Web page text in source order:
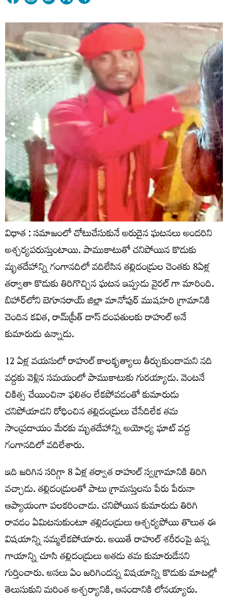
విధాత : సమాజంలో చోటుచేసుకునే అరుదైన ఘటనలు అందరిని
అశ్చర్యపరుస్తుంటాయి. పాముకాటుతో చనిపోయిన కొడుకు
మృతదేహాన్ని గంగానదిలో వదిలేసిన తల్లిదండ్రుల చెంతకు 8ఏళ్ల
తర్వాతా కొడుకు తిరిగొచ్చిన ఘటన ఇప్పుడు వైరల్ గా మారింది.
బిహార్‌లోని బెగూసరాయ్‌ జిల్లా మానోపుర్‌ ముషహరి గ్రామానికి
చెందిన కవిత, రామ్‌ప్రీత్‌ దాస్‌ దంపతులకు రాహుల్ అనే
కుమారుడు ఉన్నాడు.
12 ఏళ్ల వయసులో రాహుల్ కాలకృత్యాలు తీర్చుకుందామని నది
వద్దకు వెళ్లిన సమయంలో పాముకాటుకు గురయ్యాడు. వెంటనే
చికిత్స చేయించినా ఫలితం లేకపోవడంతో కుమారుడు
చనిపోయాడని రోధించిన తల్లిదండ్రులు చేసేదిలేక తమ
సాంప్రదాయం మేరకు మృతదేహాన్ని అయోధ్య ఘాట్‌ వద్ద
గంగానదిలో వదిలేశారు.
ఇది జరిగిన సరిగ్గా 8 ఏళ్ల తర్వాత రాహుల్‌ స్వగ్రామానికి తిరిగి
వచ్చాడు. తల్లిదండ్రులతో పాటు గ్రామస్తులను పేరు పేరునా
ఆప్యాయంగా పలకరించాడు. చనిపోయిన కుమారుడు తిరిగి
రావడం ఏమిటనుకుంటూ తల్లిదండ్రులు ఆశ్చర్యపోయి తొలుత ఈ
విషయాన్ని నమ్మలేకపోయారు. అయితే రాహుల్‌ శరీరంపై ఉన్న
గాయాన్ని చూసి తల్లిదండ్రులు అతడు తమ కుమారుడేనని
గుర్తించారు. అసలు ఏం జరిగిందన్న విషయాన్ని కొడుకు మాటల్లో
తెలుసుకుని మరింత అశ్చర్యానికి, ఆనందానికి లోనయ్యారు.